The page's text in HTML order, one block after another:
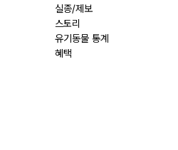
실종/제보
스토리
유기동물 통계
혜택